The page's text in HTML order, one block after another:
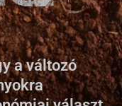
a változó